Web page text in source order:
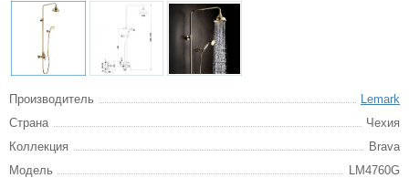
Производитель
Lemark
Страна
Чехия
Коллекция
Brava
Модель
LM4760G